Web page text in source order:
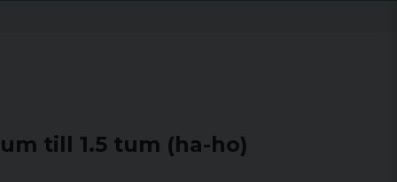
till 1.5 tum (ha-ho)